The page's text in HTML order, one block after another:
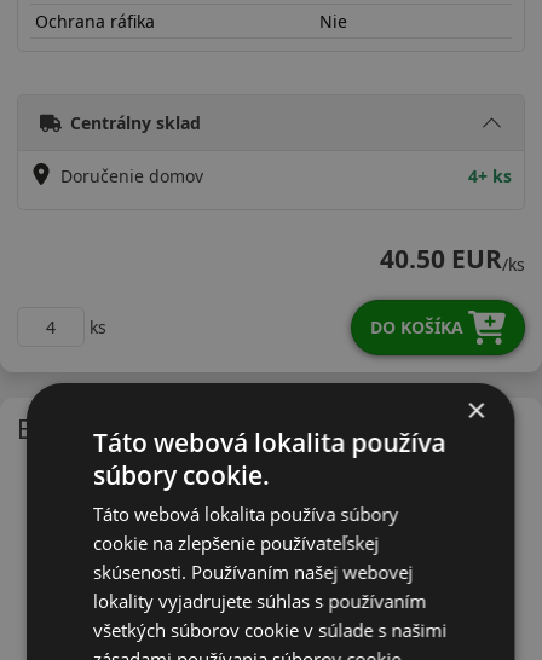
Ochrana ráfika
Nie
Centrálny sklad
Doručenie domov 4+ ks
40.50 EUR/ks
ks DO KOŠÍKA
EU - štítok ×
Táto webová lokalita používa
súbory cookie.
Táto webová lokalita používa súbory
cookie na zlepšenie používateľskej
skúsenosti. Používaním našej webovej
lokality vyjadrujete súhlas s používaním
všetkých súborov cookie v súlade s našimi